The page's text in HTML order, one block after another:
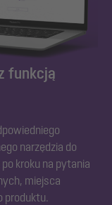
funkcją
narzędzia do
kroku na pytania
miejsca
produktu.